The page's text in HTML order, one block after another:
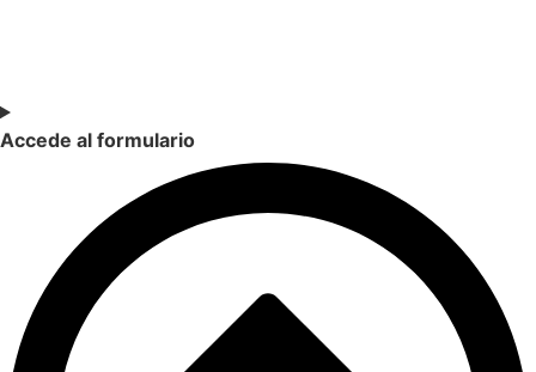
Accede al formulario